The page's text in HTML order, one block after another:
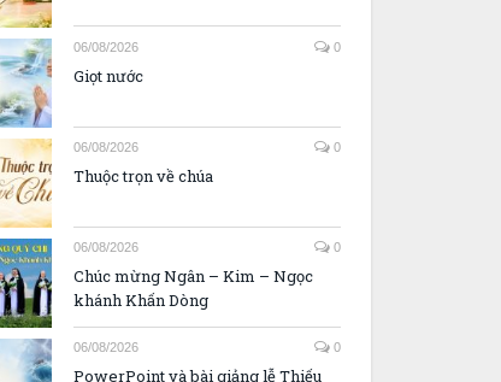
06/08/2026 0
Giọt nước
06/08/2026 0
Thuộc trọn về chúa
06/08/2026 0
Chúc mừng Ngân – Kim – Ngọc
khánh Khấn Dòng
06/08/2026 0
PowerPoint và bài giảng lễ Thiếu